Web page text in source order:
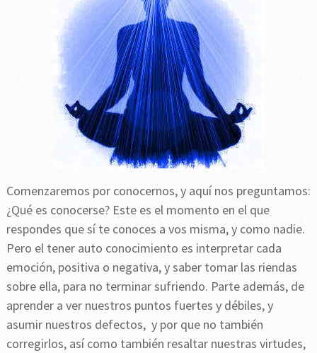
Comenzaremos por conocernos, y aquí nos preguntamos:
¿Qué es conocerse? Este es el momento en el que
respondes que sí te conoces a vos misma, y como nadie.
Pero el tener auto conocimiento es interpretar cada
emoción, positiva o negativa, y saber tomar las riendas
sobre ella, para no terminar sufriendo. Parte además, de
aprender a ver nuestros puntos fuertes y débiles, y
asumir nuestros defectos, y por que no también
corregirlos, así como también resaltar nuestras virtudes,